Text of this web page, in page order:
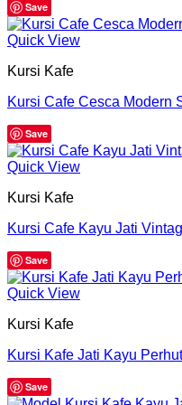
Save
Quick View
Kursi Kafe
Kursi Cafe Cesca Modern
Save
Quick View
Kursi Kafe
Kursi Cafe Kayu Jati
Save
Quick View
Kursi Kafe
Kursi Kafe Jati Kayu
Save